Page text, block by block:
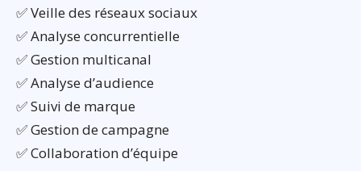
✅ Veille des réseaux sociaux
✅ Analyse concurrentielle
✅ Gestion multicanal
✅ Analyse d’audience
✅ Suivi de marque
✅ Gestion de campagne
✅ Collaboration d’équipe